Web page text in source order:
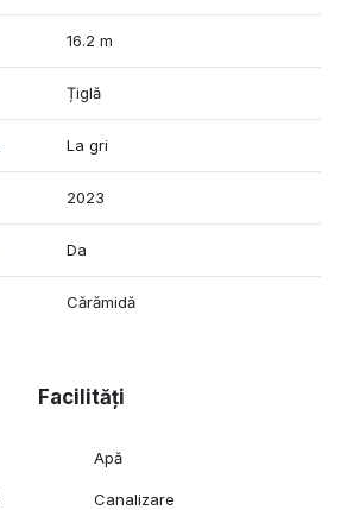
16.2 m
Țiglă
La gri
2023
Da
Cărămidă
Facilități
Apă
Canalizare